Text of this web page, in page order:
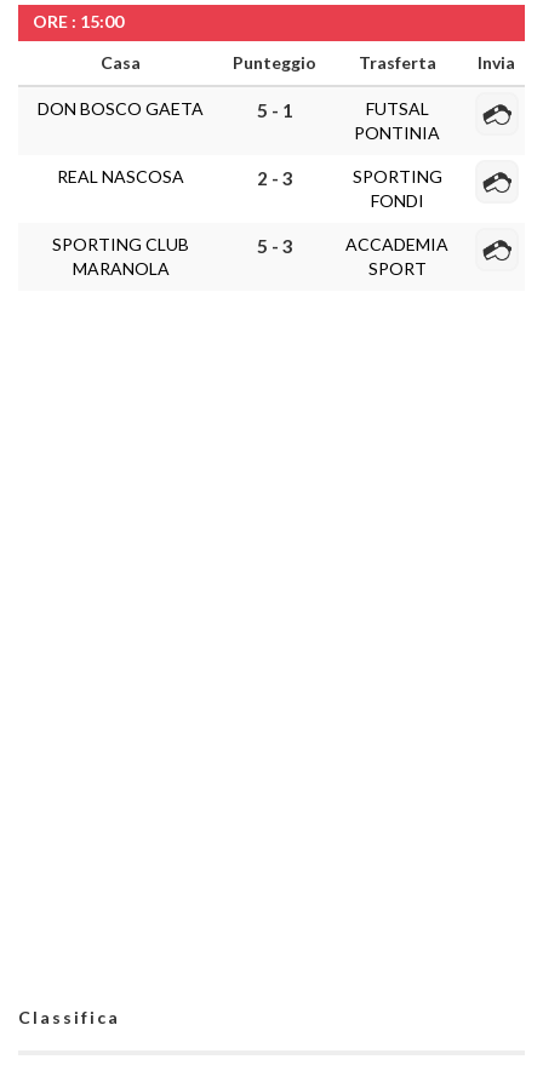
ORE : 15:00
Casa
Punteggio Trasferta Invia
DON BOSCO GAETA 5 - 1
FUTSAL
PONTINIA
REAL NASCOSA 2 - 3
SPORTING
FONDI
SPORTING CLUB
MARANOLA
5 - 3
ACCADEMIA
SPORT
Classifica